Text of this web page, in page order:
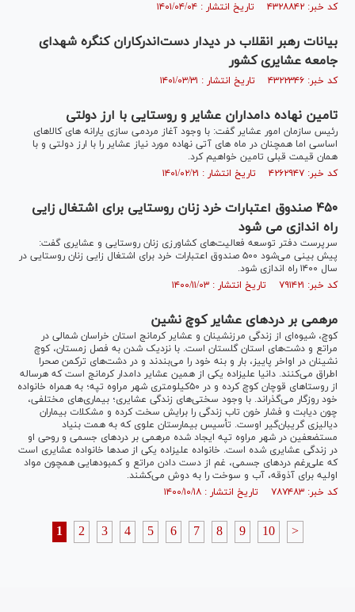
کد خبر: ۴۳۲۸۸۴۲ تاریخ انتشار : ۱۴۰۱/۰۴/۰۴
بیانات رهبر انقلاب در دیدار دست‌اندرکاران کنگره شهدای
جامعه عشایری کشور
کد خبر: ۴۳۲۲۳۴۶ تاریخ انتشار : ۱۴۰۱/۰۳/۳۱
تامین نهاده دامداران عشایر و روستایی با ارز دولتی
رئیس سازمان امور عشایر گفت: با وجود آغاز مردمی سازی یارانه های کالاهای
اساسی اما همچنان در ماه های آتی نهاده مورد نیاز عشایر را با ارز دولتی و با
همان قیمت قبلی تامین خواهیم کرد.
کد خبر: ۴۲۶۲۹۴۷ تاریخ انتشار : ۱۴۰۱/۰۲/۲۱
۴۵۰ صندوق اعتبارات خرد زنان روستایی برای اشتغال زایی
راه اندازی می شود
سرپرست دفتر توسعه فعالیت‌های کشاورزی زنان روستایی و عشایری گفت:
پیش بینی می‌شود ۵۰۰ صندوق اعتبارات خرد برای اشتغال زایی زنان روستایی در
سال ۱۴۰۰ راه اندازی شود.
کد خبر: ۷۹۱۴۲۱ تاریخ انتشار : ۱۴۰۰/۱۱/۰۳
مرهمی بر دردهای عشایر کوچ نشین
کوچ، شیوه‌ای از زندگی مرزنشینان و عشایر کرمانج استان خراسان شمالی در
مراتع و دشت‌های استان گلستان است. با نزدیک شدن به فصل زمستان، کوچ
نشینان در اواخر پاییز، بار و بنه خود را می‌بندند و در دشت‌های ترکمن صحرا
اطراق می‌کنند. دانیا علیزاده یکی از همین عشایر دامدار کرمانج است که هرساله
از روستا‌های قوچان کوچ کرده و در ۵۰کیلومتری شهر مراوه تپه؛ به همراه خانواده
خود روزگار می‌گذراند. با وجود سختی‌های زندگی عشایری؛ بیماری‌های مختلفی،
چون دیابت و فشار خون تاب زندگی را برایش سخت کرده و مشکلات بیماران
دیالیزی گریبان‌گیر اوست. تأسیس بیمارستان علوی که به همت بنیاد
مستضعفین در شهر مراوه تپه ایجاد شده مرهمی بر درد‌های جسمی و روحی او
در زندگی عشایری شده است. خانواده علیزاده یکی از صد‌ها خانواده عشایری است
که علی‌رغم درد‌های جسمی، غم از دست دادن مراتع و کمبود‌هایی همچون مواد
اولیه برای آذوقه، آب و سوخت را به دوش می‌کشند.
کد خبر: ۷۸۷۴۸۳ تاریخ انتشار : ۱۴۰۰/۱۰/۱۸
1 2 3 4 5 6 7 8 9 10 >